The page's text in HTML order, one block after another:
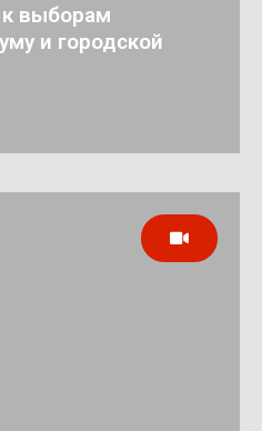
к выборам
и городской